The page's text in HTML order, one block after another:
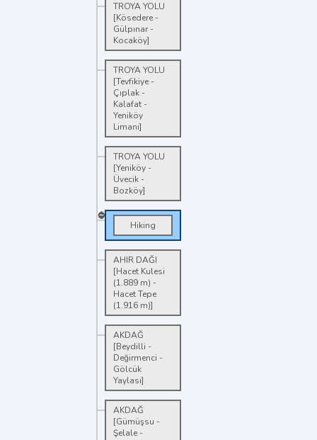
TROYA YOLU
[Kösedere -
Gülpınar -
Kocaköy]
TROYA YOLU
[Tevfikiye -
Çıplak -
Kalafat -
Yeniköy
Limanı]
TROYA YOLU
[Yeniköy -
Üvecik -
Bozköy]
Hiking
AHIR DAĞI
[Hacet Kulesi
(1.889 m) -
Hacet Tepe
(1.916 m)]
AKDAĞ
[Beydilli -
Değirmenci -
Gölcük
Yaylası]
AKDAĞ
[Gümüşsu -
Şelale -